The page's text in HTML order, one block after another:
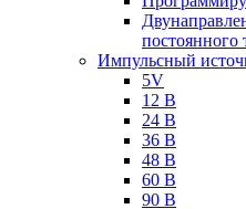
постоянного
Импульсный
5V
12 В
24 В
36 В
48 В
60 В
90 В